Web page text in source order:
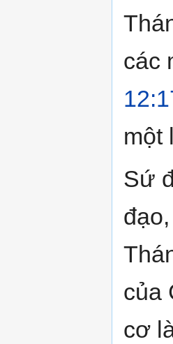
các
một
Sứ
của
cơ